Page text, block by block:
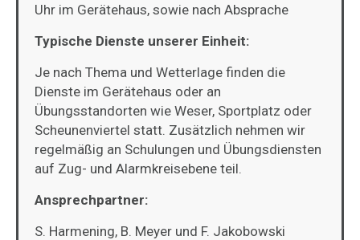
Uhr im Gerätehaus, sowie nach Absprache
Typische Dienste unserer Einheit:
Je nach Thema und Wetterlage finden die
Dienste im Gerätehaus oder an
Übungsstandorten wie Weser, Sportplatz oder
Scheunenviertel statt. Zusätzlich nehmen wir
regelmäßig an Schulungen und Übungsdiensten
auf Zug- und Alarmkreisebene teil.
Ansprechpartner:
S. Harmening, B. Meyer und F. Jakobowski